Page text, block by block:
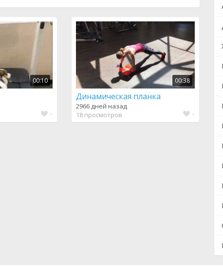
00:10
-
00:38
Динамическая планка
2966 дней назад
18 просмотров
-